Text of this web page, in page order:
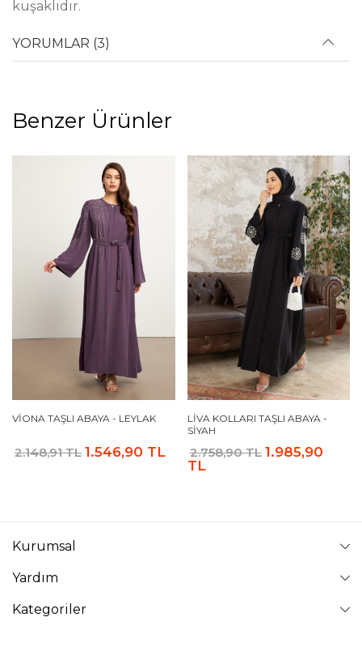
kuşaklıdır.
YORUMLAR (3)
Benzer Ürünler
VIONA TAŞLI ABAYA - LEYLAK
2.148,91 TL 1.546,90 TL
LIVA KOLLARI TAŞLI ABAYA -
SIYAH
2.758,90 TL 1.985,90
TL
Kurumsal
Yardım
Kategoriler